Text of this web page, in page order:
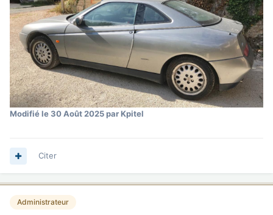
Modifiéle 30 Août 2025par Kpitel
Citer
Administrateur